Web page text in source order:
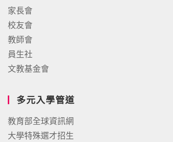
家長會
校友會
教師會
員生社
文教基金會
多元入學管道
教育部全球資訊網
大學特殊選才招生